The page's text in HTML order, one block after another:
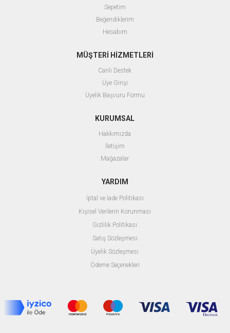
Sepetim
Beğendiklerim
Hesabım
MÜŞTERİ HİZMETLERİ
Canlı Destek
Üye Girişi
Üyelik Başvuru Formu
KURUMSAL
Hakkımızda
İletişim
Mağazalar
YARDIM
İptal ve İade Politikası
Kişisel Verilerin Korunması
Gizlilik Politikası
Satış Sözleşmesi
Üyelik Sözleşmesi
Ödeme Seçenekleri